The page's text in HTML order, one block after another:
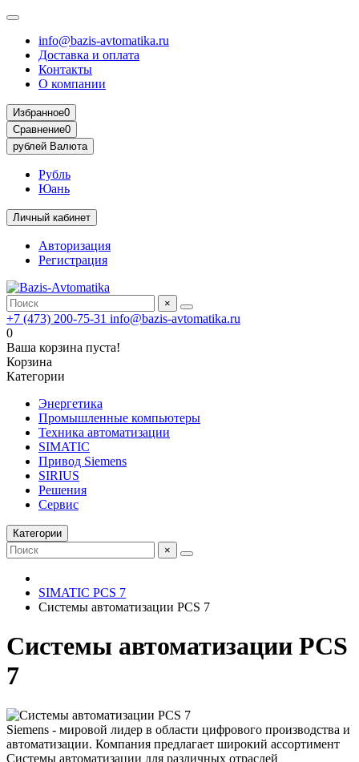
info@bazis-avtomatika.ru
Доставка и оплата
Контакты
О компании
Избранное0
Сравнение0
рублей Валюта
Рубль
Юань
Личный кабинет
Авторизация
Регистрация
×
+7 (473) 200-75-31 info@bazis-avtomatika.ru
0
Ваша корзина пуста!
Корзина
Категории
Энергетика
Промышленные компьютеры
Техника автоматизации
SIMATIC
Привод Siemens
SIRIUS
Решения
Сервис
Категории
×
SIMATIC PCS 7
Системы автоматизации PCS 7
Системы автоматизации PCS
7
Siemens - мировой лидер в области цифрового производства и
автоматизации. Компания предлагает широкий ассортимент
Системы автоматизации для различных отраслей